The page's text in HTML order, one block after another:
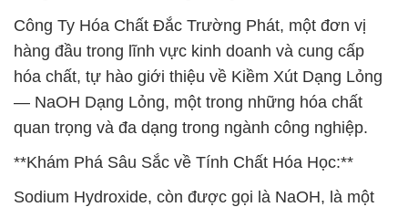
Công Ty Hóa Chất Đắc Trường Phát, một đơn vị
hàng đầu trong lĩnh vực kinh doanh và cung cấp
hóa chất, tự hào giới thiệu về Kiềm Xút Dạng Lỏng
— NaOH Dạng Lỏng, một trong những hóa chất
quan trọng và đa dạng trong ngành công nghiệp.
**Khám Phá Sâu Sắc về Tính Chất Hóa Học:**
Sodium Hydroxide, còn được gọi là NaOH, là một